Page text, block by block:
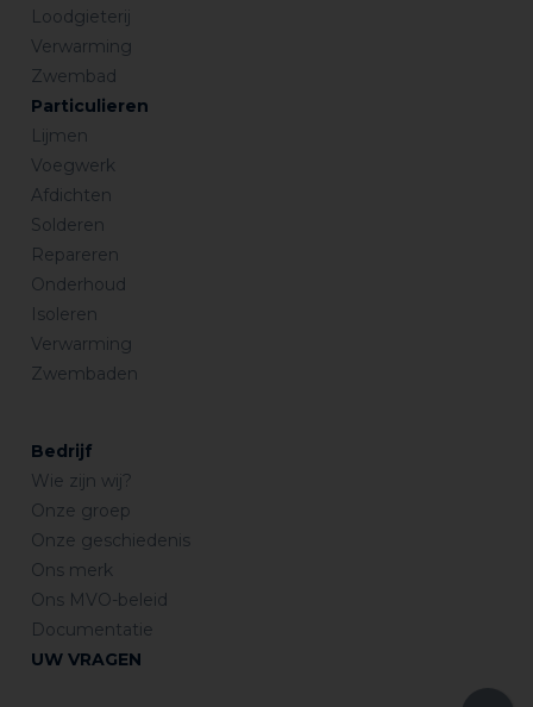
Loodgieterij
Verwarming
Zwembad
Particulieren
Lijmen
Voegwerk
Afdichten
Solderen
Repareren
Onderhoud
Isoleren
Verwarming
Zwembaden
Bedrijf
Wie zijn wij?
Onze groep
Onze geschiedenis
Ons merk
Ons MVO-beleid
Documentatie
UW VRAGEN